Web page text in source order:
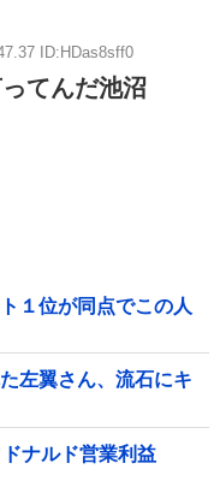
ID:HDas8sff0
てんだ池沼
１位が同点でこの人
左翼さん、流石にキ
ナルド営業利益